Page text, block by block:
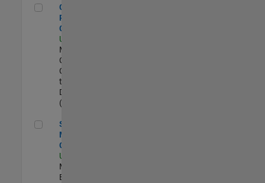
Corporate Social Responsibility Coordinator (temp)
Corporate Social
Responsibility
Coordinator (temp)
US-MA-Natick
Marketing
Communications |
Contratos
temporales/consultores
Duration: 5 months
(begins Ag. 2026)
Senior Program Manager, Internal Corporate Events
Senior Program
Manager, Internal
Corporate Events
US-MA-Natick
Marketing Services |
Experimentado